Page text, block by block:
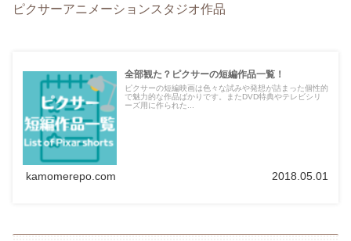
ピクサーアニメーションスタジオ作品
全部観た？ピクサーの短編作品一覧！
ピクサーの短編映画は色々な試みや発想が詰まった個性的
で魅力的な作品ばかりです。またDVD特典やテレビシリ
ーズ用に作られた...
kamomerepo.com 2018.05.01